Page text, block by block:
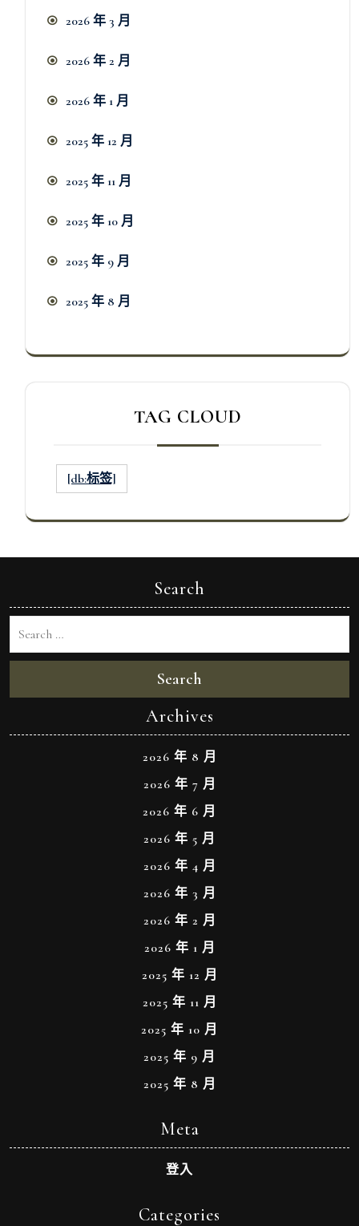
2026 年 3 月
2026 年 2 月
2026 年 1 月
2025 年 12 月
2025 年 11 月
2025 年 10 月
2025 年 9 月
2025 年 8 月
TAG CLOUD
[db:标签]
Search
Search
Archives
2026 年 8 月
2026 年 7 月
2026 年 6 月
2026 年 5 月
2026 年 4 月
2026 年 3 月
2026 年 2 月
2026 年 1 月
2025 年 12 月
2025 年 11 月
2025 年 10 月
2025 年 9 月
2025 年 8 月
Meta
登入
Categories